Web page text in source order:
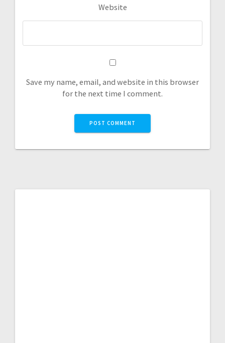
Website
Save my name, email, and website in this browser
for the next time I comment.